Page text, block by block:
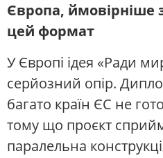
Європа, ймовірніше
цей формат
У Європі ідея «Ради
серйозний опір.
багато країн ЄС не
тому що проєкт
паралельна